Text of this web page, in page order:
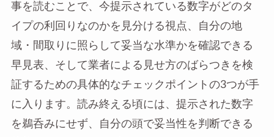
事を読むことで、今提示されている数字がどのタ
イプの利回りなのかを見分ける視点、自分の地
域・間取りに照らして妥当な水準かを確認できる
早見表、そして業者による見せ方のばらつきを検
証するための具体的なチェックポイントの3つが手
に入ります。読み終える頃には、提示された数字
を鵜呑みにせず、自分の頭で妥当性を判断できる